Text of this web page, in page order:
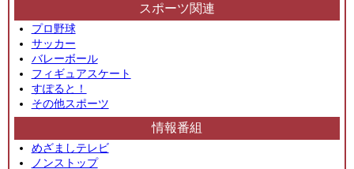
スポーツ関連
プロ野球
サッカー
バレーボール
フィギュアスケート
すぽると！
その他スポーツ
情報番組
めざましテレビ
ノンストップ